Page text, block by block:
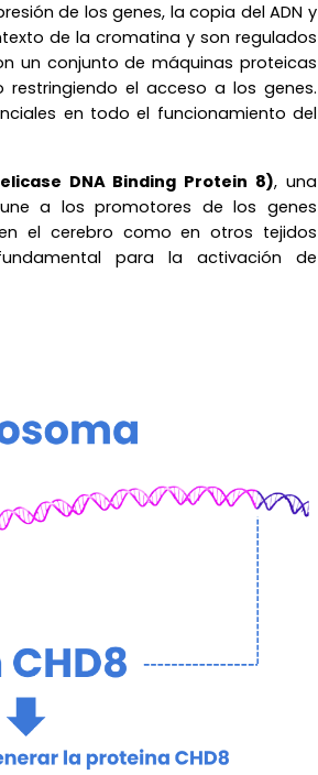
de los genes, la copia del ADN y
de la cromatina y son regulados
un conjunto de máquinas proteicas
el acceso a los genes.
en todo el funcionamiento del
DNA Binding Protein 8), una
a los promotores de los genes
el cerebro como en otros tejidos
para la activación de